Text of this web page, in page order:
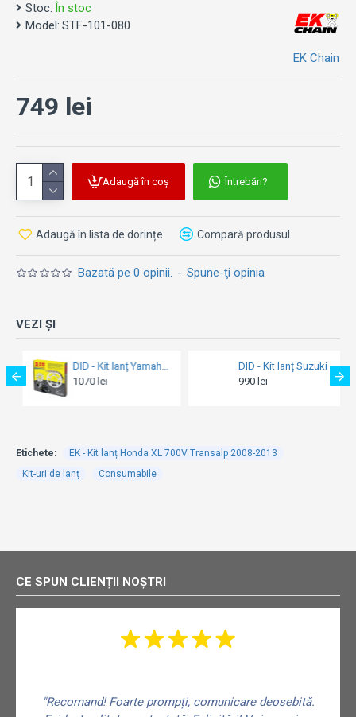
Notă: Imaginea este cu titlu de prezentare. Kit-ul se
potrivește la:
Stoc: În stoc
Model: STF-101-080
EK Chain
Bazată pe 0 opinii. - Spune-ţi opinia
749 lei
Adaugă în coș Întrebări?
Adaugă în lista de dorințe Compară produsul
VEZI ȘI
DID - Kit lanț Suzuki GSX-R 600 ZVM-X Series 2001-2005 (lanț Gold)
990 lei
EK - Kit lanț Suzuki GSX-R 750 1998-1999
679 lei
Etichete:
EK - Kit lanț Honda XL 700V Transalp 2008-2013
Kit-uri de lanț
Consumabile
CE SPUN CLIENȚII NOȘTRI
"Recomand! Foarte prompți, comunicare deosebită.